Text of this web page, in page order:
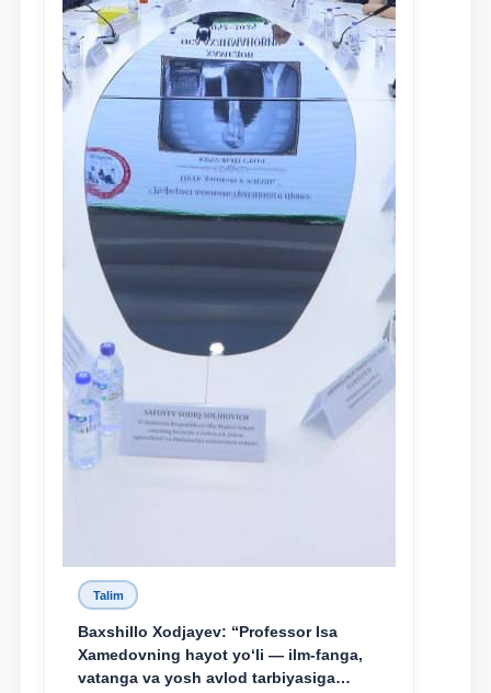
Talim
Baxshillo Xodjayev: “Professor Isa
Xamedovning hayot yo‘li — ilm-fanga,
vatanga va yosh avlod tarbiyasiga